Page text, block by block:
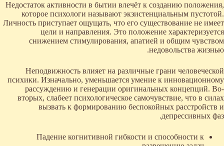
Недостаток активности в бытии влечёт к созданию положения,
которое психологи называют экзистенциальным пустотой.
Личность приступает ощущать, что его существование не имеет
цели и направления. Это положение характеризуется
снижением стимулирования, апатией и общим чувством
недовольства жизнью.
Неподвижность влияет на различные грани человеческой
психики. Изначально, уменьшается умение к инновационному
рассуждению и генерации оригинальных концепций. Во-
вторых, слабеет психологическое самочувствие, что в силах
вызвать к формированию беспокойных расстройств и
депрессивных фаз.
Падение когнитивной гибкости и способности к